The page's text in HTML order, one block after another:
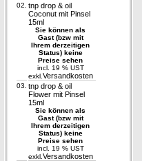
02. tnp drop & oil
Coconut mit Pinsel
15ml
Sie können als
Gast (bzw mit
Ihrem derzeitigen
Status) keine
Preise sehen
incl. 19 % UST
exkl. Versandkosten
03. tnp drop & oil
Flower mit Pinsel
15ml
Sie können als
Gast (bzw mit
Ihrem derzeitigen
Status) keine
Preise sehen
incl. 19 % UST
exkl. Versandkosten